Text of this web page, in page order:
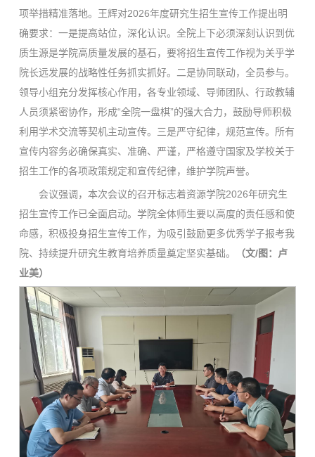
项举措精准落地。王辉对2026年度研究生招生宣传工作提出明
确要求：一是提高站位，深化认识。全院上下必须深刻认识到优
质生源是学院高质量发展的基石，要将招生宣传工作视为关乎学
院长远发展的战略性任务抓实抓好。二是协同联动，全员参与。
领导小组充分发挥核心作用，各专业领域、导师团队、行政教辅
人员须紧密协作，形成“全院一盘棋”的强大合力，鼓励导师积极
利用学术交流等契机主动宣传。三是严守纪律，规范宣传。所有
宣传内容务必确保真实、准确、严谨，严格遵守国家及学校关于
招生工作的各项政策规定和宣传纪律，维护学院声誉。
会议强调，本次会议的召开标志着资源学院2026年研究生
招生宣传工作已全面启动。学院全体师生要以高度的责任感和使
命感，积极投身招生宣传工作，为吸引鼓励更多优秀学子报考我
院、持续提升研究生教育培养质量奠定坚实基础。
（文/图：卢
业美）